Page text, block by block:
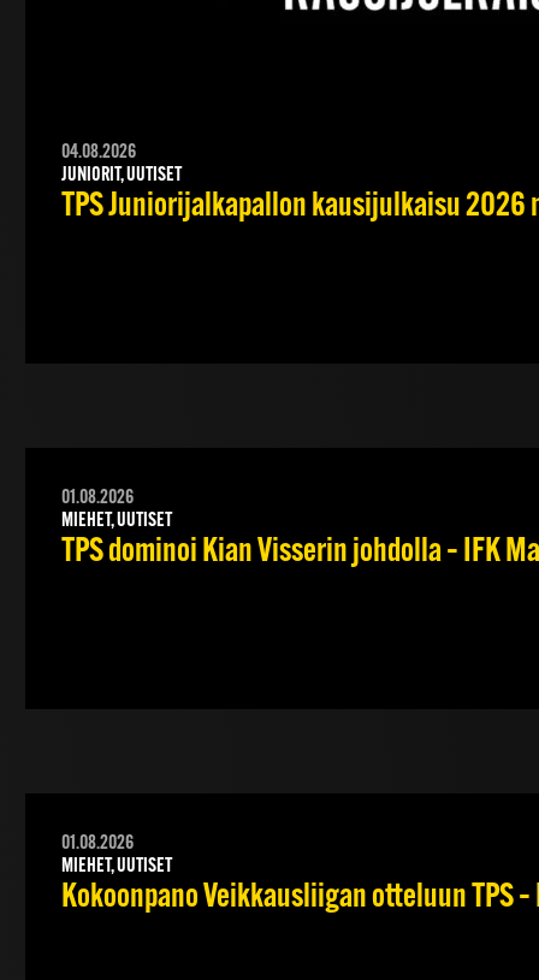
04.08.2026
JUNIORIT, UUTISET
TPS Juniorijalkapallon kausijulkaisu 2026
01.08.2026
MIEHET, UUTISET
TPS dominoi Kian Visserin johdolla – IFK
01.08.2026
MIEHET, UUTISET
Kokoonpano Veikkausliigan otteluun TPS